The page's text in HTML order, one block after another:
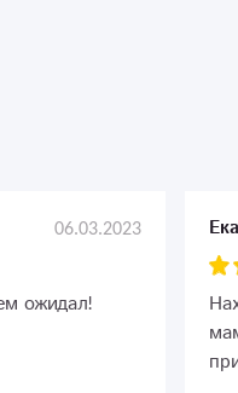
06.03.2023
ожидал!